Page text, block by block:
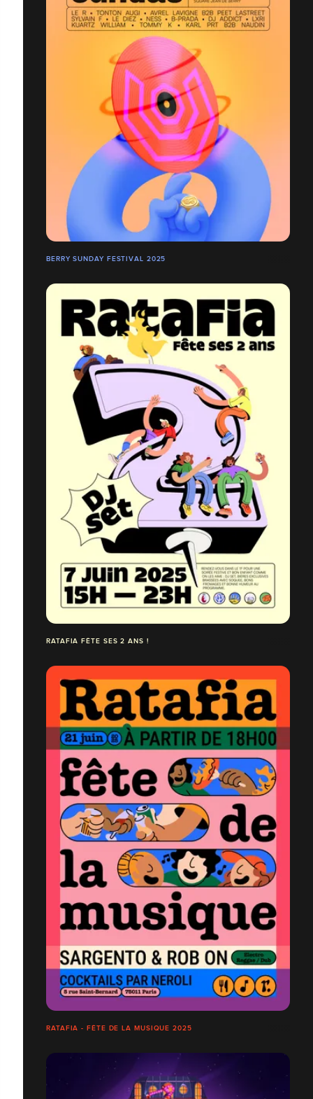
BERRY SUNDAY FESTIVAL 2025
RATAFIA FÊTE SES 2 ANS !
RATAFIA - FÊTE DE LA MUSIQUE 2025